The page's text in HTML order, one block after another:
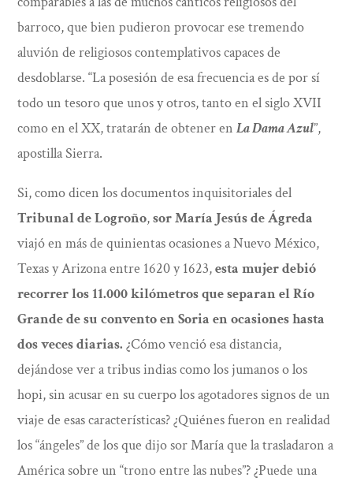
barroco, que bien pudieron provocar ese tremendo
aluvión de religiosos contemplativos capaces de
desdoblarse. “La posesión de esa frecuencia es de por sí
todo un tesoro que unos y otros, tanto en el siglo XVII
como en el XX, tratarán de obtener enLa Dama Azul”,
apostilla Sierra.
Si, como dicen los documentos inquisitoriales del
Tribunal de Logroño,sor María Jesús de Ágreda
viajó en más de quinientas ocasiones a Nuevo México,
Texas y Arizona entre 1620 y 1623,esta mujer debió
recorrer los 11.000 kilómetros que separan el Río
Grande de su convento en Soria en ocasiones hasta
dos veces diarias. ¿Cómo venció esa distancia,
dejándose ver a tribus indias como los jumanos o los
hopi, sin acusar en su cuerpo los agotadores signos de un
viaje de esas características? ¿Quiénes fueron en realidad
los “ángeles” de los que dijo sor María que la trasladaron a
América sobre un “trono entre las nubes”? ¿Puede una